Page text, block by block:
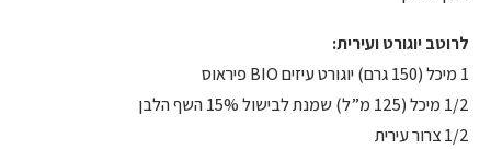
לרוטב יוגורט ועירית:
1 מיכל (150 גרם) יוגורט עיזים BIO פיראוס
1/2 מיכל (125 מ”ל) שמנת לבישול 15% השף הלבן
1/2 צרור עירית